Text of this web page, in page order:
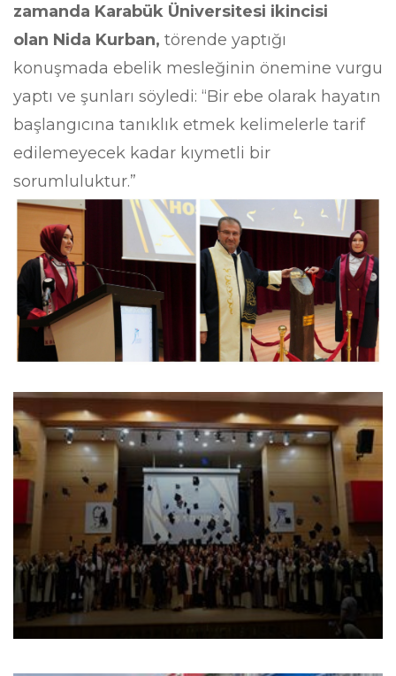
zamanda Karabük Üniversitesi ikincisi
olan Nida Kurban, törende yaptığı
konuşmada ebelik mesleğinin önemine vurgu
yaptı ve şunları söyledi: “Bir ebe olarak hayatın
başlangıcına tanıklık etmek kelimelerle tarif
edilemeyecek kadar kıymetli bir
sorumluluktur.”